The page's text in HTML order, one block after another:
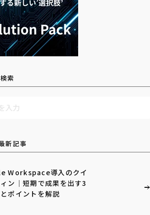
索
新記事
Workspace導入のクイ
ン｜短期で成果を出す3
ポイントを解説